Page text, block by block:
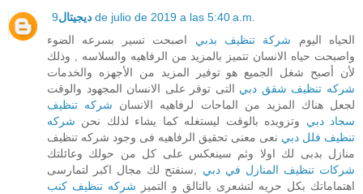
ديجيتال 9 de julio de 2019 a las 5:40 a.m.
الحياه اليوم شركة تنظيف بدبي اصبحت تسير بسرعه الضوء
واصبحت حياه الانسان تتميز بالمزيد من الرفاهيه والسلاسه , وذلك
لأن أصبح شغل الجميع هو توفير المزيد من الأجهزه والخدمات
شركه تنظيف شقق دبي التى توفر على الانسان المجهود والوقت
لجعل هناك المزيد من الماحات لرفاهيه الانسان شركه تنظيف
سجاد دبي وتزويده بالوقت ليستغله كما يشاء لذلك نحن شركه
تنظيف فلل دبي نعى معنى تحقيق الرفاهيه فى وجود شركه تنظيف
منازل بدبى لك اولا وثم سينعكس على كل من حولك وعائلتك
شركات تنظيف المنازل في دبي ,سنفتح لك مجال اكبر لتمارسى
اهتماماتك بكل حريه لتشعرى بالتالق و التميز شركه تنظيف كنب